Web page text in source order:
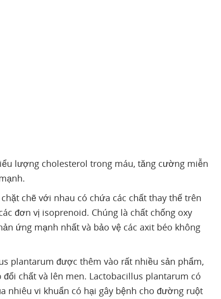
lượng cholesterol trong máu, tăng cường miễn
chẽ với nhau có chứa các chất thay thế trên
đơn vị isoprenoid. Chúng là chất chống oxy
ứng mạnh nhất và bảo vệ các axit béo không
plantarum được thêm vào rất nhiều sản phẩm,
chất và lên men. Lactobacillus plantarum có
nhiêu vi khuẩn có hại gây bệnh cho đường ruột